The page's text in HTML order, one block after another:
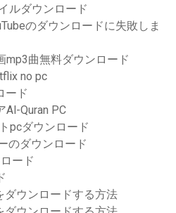
ルダウンロード
のダウンロードに失敗しま
mp3曲無料ダウンロード
no pc
ード
Al-Quran PC
pcダウンロード
のダウンロード
ード
ダウンロードする方法